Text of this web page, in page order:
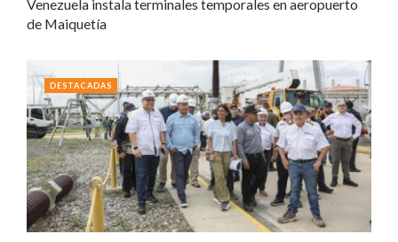
Venezuela instala terminales temporales en aeropuerto
de Maiquetía
DESTACADAS